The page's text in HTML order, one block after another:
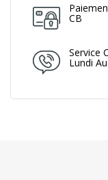
CB
Service
Lundi